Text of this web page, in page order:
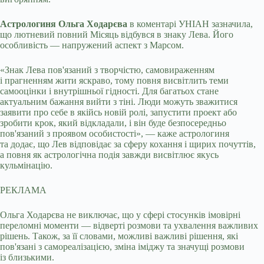
Астрологиня Ольга Ходарєва в коментарі УНІАН зазначила,
що лютневий повний Місяць відбувся в знаку Лева. Його
особливість — напружений аспект з Марсом.
«Знак Лева пов'язаний з творчістю, самовираженням
і прагненням жити яскраво, тому повня висвітлить теми
самооцінки і внутрішньої гідності. Для багатьох стане
актуальним бажання вийти з тіні. Люди можуть зважитися
заявити про себе в якійсь новій ролі, запустити проект або
зробити крок, який відкладали, і він буде безпосередньо
пов'язаний з проявом особистості», — каже астрологиня
та додає, що Лев відповідає за сферу кохання і щирих почуттів,
а повня як астрологічна подія завжди висвітлює якусь
кульмінацію.
РЕКЛАМА
Ольга Ходарєва не виключає, що у сфері стосунків імовірні
переломні моменти — відверті розмови та ухвалення важливих
рішень. Також, за її словами, можливі важливі рішення, які
пов'язані з самореалізацією, зміна іміджу та значущі розмови
із близькими.